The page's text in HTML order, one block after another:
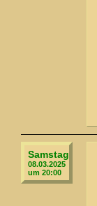
Samstag
08.03.2025
um 20:00